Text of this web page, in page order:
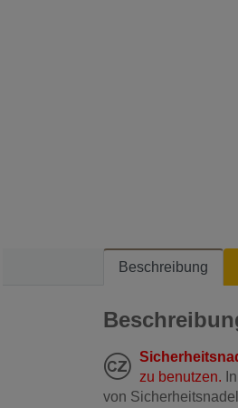
Beschreibung
zu benutzen.
von